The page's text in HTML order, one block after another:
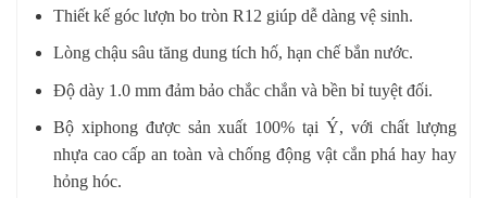
Thiết kế góc lượn bo tròn R12 giúp dễ dàng vệ sinh.
Lòng chậu sâu tăng dung tích hố, hạn chế bắn nước.
Độ dày 1.0 mm đảm bảo chắc chắn và bền bỉ tuyệt đối.
Bộ xiphong được sản xuất 100% tại Ý, với chất lượng
nhựa cao cấp an toàn và chống động vật cắn phá hay hay
hỏng hóc.